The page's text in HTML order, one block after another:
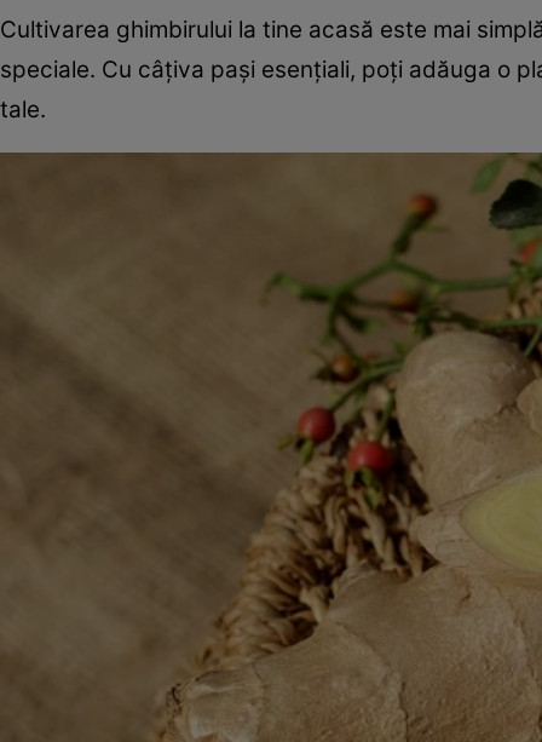
Cultivarea ghimbirului la tine acasă este mai
speciale. Cu câțiva pași esențiali, poți adăuga o
tale.